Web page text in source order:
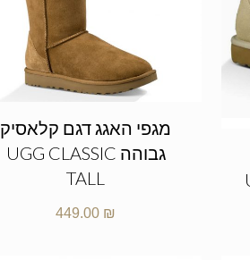
מגפי האגג דגם קלאסיק
גבוהה UGG CLASSIC
TALL
449.00 ₪